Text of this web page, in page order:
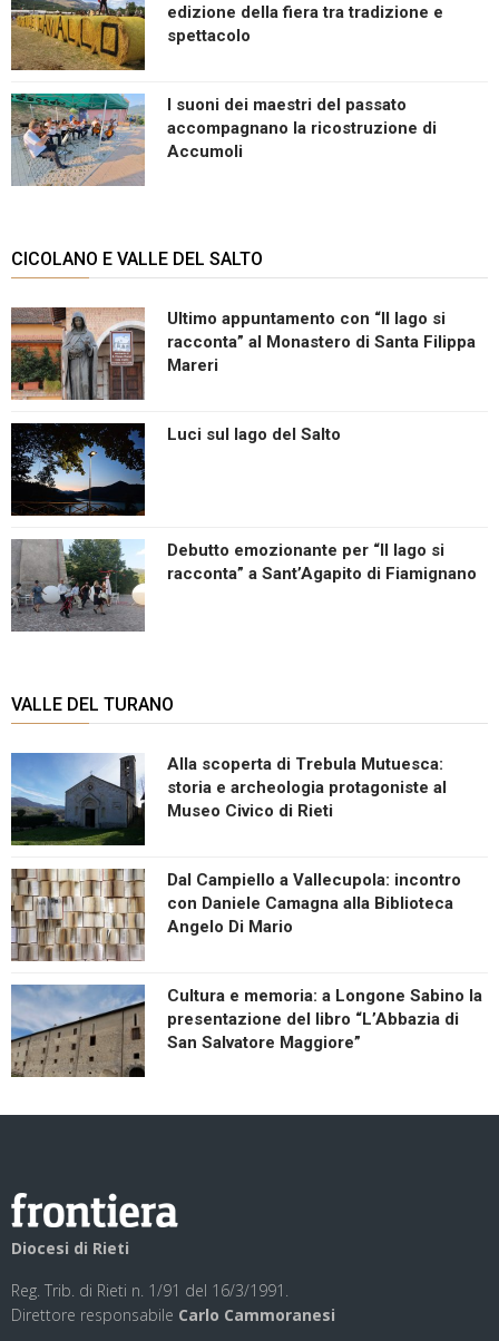
edizione della fiera tra tradizione e
spettacolo
I suoni dei maestri del passato
accompagnano la ricostruzione di
Accumoli
CICOLANO E VALLE DEL SALTO
Ultimo appuntamento con “Il lago si
racconta” al Monastero di Santa Filippa
Mareri
Luci sul lago del Salto
Debutto emozionante per “Il lago si
racconta” a Sant’Agapito di Fiamignano
VALLE DEL TURANO
Alla scoperta di Trebula Mutuesca:
storia e archeologia protagoniste al
Museo Civico di Rieti
Dal Campiello a Vallecupola: incontro
con Daniele Camagna alla Biblioteca
Angelo Di Mario
Cultura e memoria: a Longone Sabino la
presentazione del libro “L’Abbazia di
San Salvatore Maggiore”
Diocesi di Rieti
Reg. Trib. di Rieti n. 1/91 del 16/3/1991.
Direttore responsabile Carlo Cammoranesi